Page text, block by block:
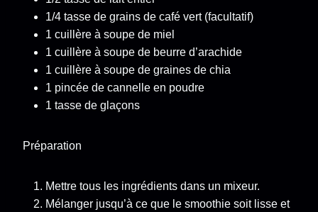
1/4 tasse de grains de café vert (facultatif)
1 cuillère à soupe de miel
1 cuillère à soupe de beurre d’arachide
1 cuillère à soupe de graines de chia
1 pincée de cannelle en poudre
1 tasse de glaçons
Préparation
Mettre tous les ingrédients dans un mixeur.
Mélanger jusqu’à ce que le smoothie soit lisse et